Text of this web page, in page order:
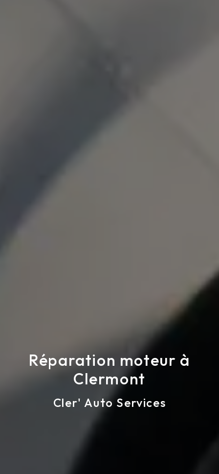
Réparation moteur à
Clermont
Cler' Auto Services